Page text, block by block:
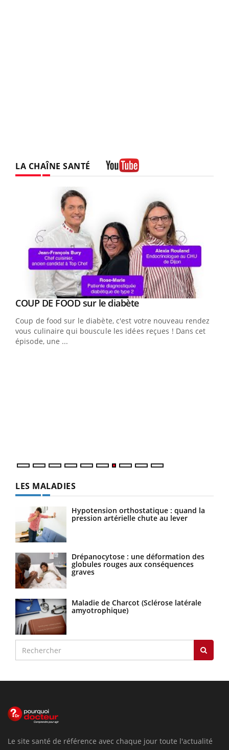
LA CHAÎNE SANTÉ
Youtube
COUP DE FOOD sur le diabèteYoutube
Coup de food sur le diabète, c'est votre nouveau rendez-
vous culinaire qui bouscule les idées reçues ! Dans cet
épisode, une ...
LES MALADIES
Hypotension orthostatique : quand la
pression artérielle chute au lever
Drépanocytose : une déformation des
globules rouges aux conséquences
graves
Maladie de Charcot (Sclérose latérale
amyotrophique)
Le site santé de référence avec chaque jour toute l'actualité